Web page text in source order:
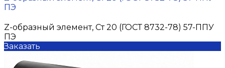
ПЭ
Z-образный элемент, Ст 20 (ГОСТ 8732-78) 57-ППУ
ПЭ
Заказать